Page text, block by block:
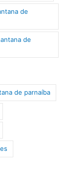
de
de
de parnaíba